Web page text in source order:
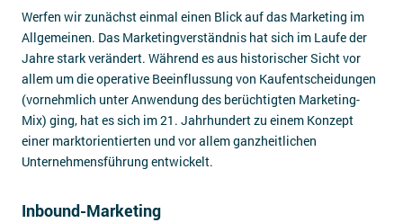
Werfen wir zunächst einmal einen Blick auf das Marketing im
Allgemeinen. Das Marketingverständnis hat sich im Laufe der
Jahre stark verändert. Während es aus historischer Sicht vor
allem um die operative Beeinflussung von Kaufentscheidungen
(vornehmlich unter Anwendung des berüchtigten Marketing-
Mix) ging, hat es sich im 21. Jahrhundert zu einem Konzept
einer marktorientierten und vor allem ganzheitlichen
Unternehmensführung entwickelt.
Inbound-Marketing